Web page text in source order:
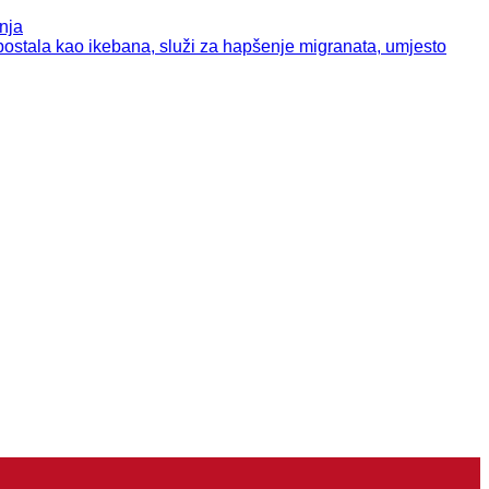
kao ikebana, služi za hapšenje migranata, umjesto